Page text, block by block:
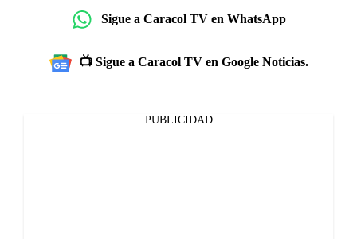
Sigue a Caracol TV en WhatsApp
📺 Sigue a Caracol TV en Google Noticias.
PUBLICIDAD